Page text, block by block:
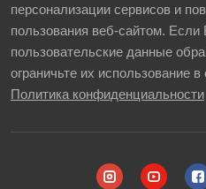
персонализации сервисов и
пользования веб-сайтом.
пользовательские данные
ограничьте их использование
Политика конфиденциальности